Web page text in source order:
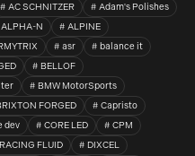
AC SCHNITZER
Adam's Polishes
ALPHA-N
ALPINE
asr
balance it
BELLOF
BMW MotorSports
FORGED
Capristo
dev CORE LED
CPM
FLUID DIXCEL